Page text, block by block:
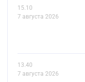
15.10
7 августа 2026
13.40
7 августа 2026